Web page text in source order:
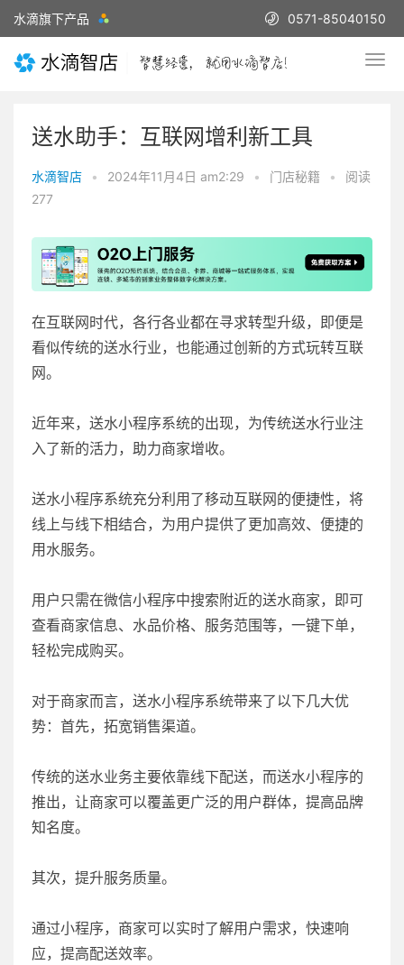
水滴旗下产品 0571-85040150
送水助手：互联网增利新工具
水滴智店 • 2024年11月4日 am2:29 • 门店秘籍 •
阅读
277
在互联网时代，各行各业都在寻求转型升级，即便是
看似传统的送水行业，也能通过创新的方式玩转互联
网。
近年来，送水小程序系统的出现，为传统送水行业注
入了新的活力，助力商家增收。
送水小程序系统充分利用了移动互联网的便捷性，将
线上与线下相结合，为用户提供了更加高效、便捷的
用水服务。
用户只需在微信小程序中搜索附近的送水商家，即可
查看商家信息、水品价格、服务范围等，一键下单，
轻松完成购买。
对于商家而言，送水小程序系统带来了以下几大优
势：首先，拓宽销售渠道。
传统的送水业务主要依靠线下配送，而送水小程序的
推出，让商家可以覆盖更广泛的用户群体，提高品牌
知名度。
其次，提升服务质量。
通过小程序，商家可以实时了解用户需求，快速响
应，提高配送效率。